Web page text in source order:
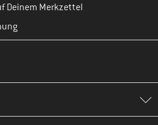
Deinem Merkzettel